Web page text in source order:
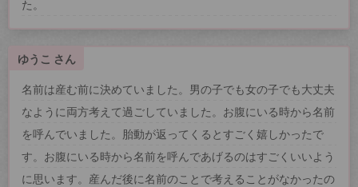
た。
ゆうこ さん
名前は産む前に決めていました。男の子でも女の子でも大丈夫
なように両方考えて過ごしていました。お腹にいる時から名前
を呼んでいました。胎動が返ってくるとすごく嬉しかったで
す。お腹にいる時から名前を呼んであげるのはすごくいいよう
に思います。産んだ後に名前のことで考えることがなかったの